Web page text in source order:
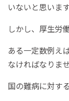
いないと思いま
しかし、厚生労
ある一定数例え
なければなりませ
国の難病に対す